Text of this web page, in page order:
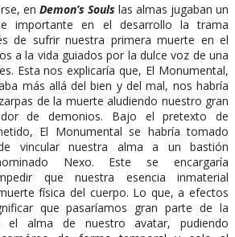
en Demon’s Souls las almas jugaban un
importante en el desarrollo la trama
de sufrir nuestra primera muerte en el
a la vida guiados por la dulce voz de una
Esta nos explicaría que, El Monumental,
más allá del bien y del mal, nos habría
de la muerte aludiendo nuestro gran
de demonios. Bajo el pretexto de
El Monumental se habría tomado
vincular nuestra alma a un bastión
Nexo. Este se encargaría
que nuestra esencia inmaterial
física del cuerpo. Lo que, a efectos
que pasaríamos gran parte de la
el alma de nuestro avatar, pudiendo